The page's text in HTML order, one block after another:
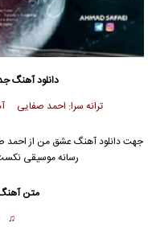
دانلود آهنگ
ترانه سرا: احمد صفایی
جهت دانلود آهنگ عشق من از احمد
رسانه موسیقی
متن
♫